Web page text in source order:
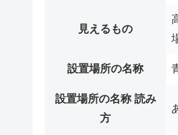
見えるもの
設置場所の名称
設置場所の名称 読み
方